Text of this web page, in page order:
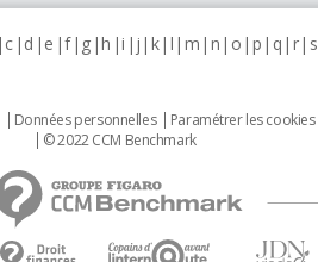
c d e f g h i j k l m n o p q r s
Données personnelles Paramétrer les cookies
© 2022 CCM Benchmark